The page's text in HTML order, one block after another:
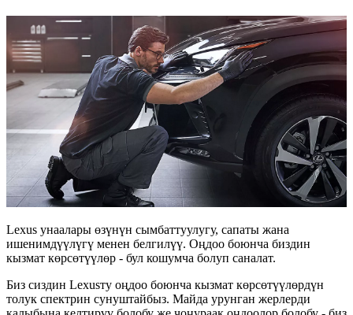
Lexus унаалары өзүнүн сымбаттуулугу, сапаты жана
ишенимдүүлүгү менен белгилүү. Оңдоо боюнча биздин
кызмат көрсөтүүлөр - бул кошумча болуп саналат.
Биз сиздин Lexusту оңдоо боюнча кызмат көрсөтүүлөрдүн
толук спектрин сунуштайбыз. Майда урунган жерлерди